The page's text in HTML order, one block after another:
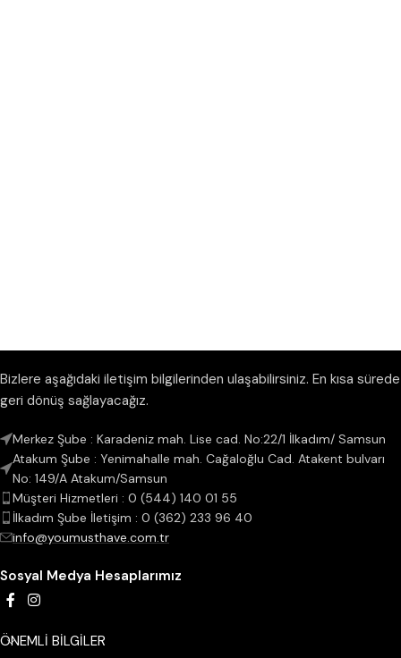
Bizlere aşağıdaki iletişim bilgilerinden ulaşabilirsiniz. En kısa sürede
geri dönüş sağlayacağız.
Merkez Şube : Karadeniz mah. Lise cad. No:22/1 İlkadım/ Samsun
Atakum Şube : Yenimahalle mah. Cağaloğlu Cad. Atakent bulvarı
No: 149/A Atakum/Samsun
Müşteri Hizmetleri : 0 (544) 140 01 55
İlkadım Şube İletişim : 0 (362) 233 96 40
info@youmusthave.com.tr
Sosyal Medya Hesaplarımız
ÖNEMLİ BİLGİLER